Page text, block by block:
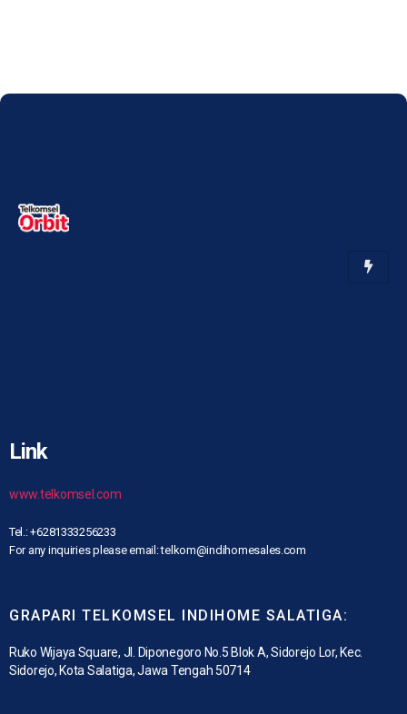
Link
www.telkomsel.com
Tel.: +6281333256233
For any inquiries please email: telkom@indihomesales.com
GRAPARI TELKOMSEL INDIHOME SALATIGA:
Ruko Wijaya Square, Jl. Diponegoro No.5 Blok A, Sidorejo Lor, Kec.
Sidorejo, Kota Salatiga, Jawa Tengah 50714